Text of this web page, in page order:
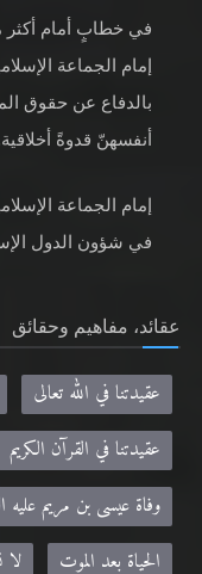
إمام الجماعة
بالدفاع عن حقوق
أنفسهنّ قدوةً
إمام الجماعة
في شؤون الدول
عقائد، مفاهيم وحقائق
عقيدتنا في الله تعالى
عقيدتنا في القرآن الكريم
وفاة عيسى بن مريم عليه
الحياة بعد الموت
لا